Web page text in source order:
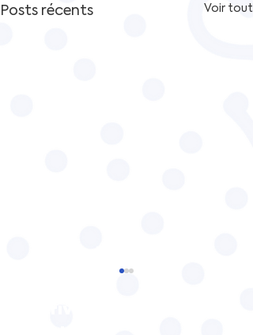
Posts récents Voir tout